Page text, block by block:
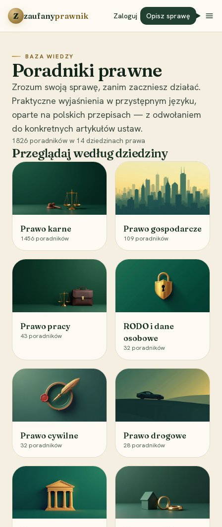
Przejdź do treści
Z zaufanyprawnik Zaloguj Opisz sprawę
BAZA WIEDZY
Poradniki prawne
Zrozum swoją sprawę, zanim zaczniesz działać.
Praktyczne wyjaśnienia w przystępnym języku,
oparte na polskich przepisach — z odwołaniem
do konkretnych artykułów ustaw.
1826 poradników w 14 dziedzinach prawa
Przeglądaj według dziedziny
Prawo karne
1456 poradników
Prawo gospodarcze
109 poradników
Prawo pracy
43 poradników
RODO i dane
osobowe
32 poradników
Prawo cywilne
32 poradników
Prawo drogowe
28 poradników